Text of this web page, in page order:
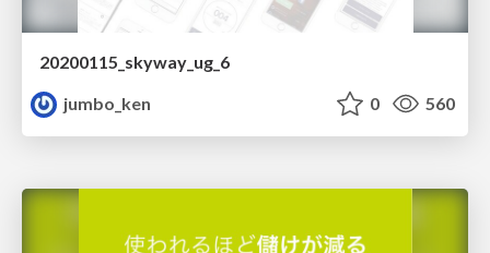
20200115_skyway_ug_6
jumbo_ken
0 560